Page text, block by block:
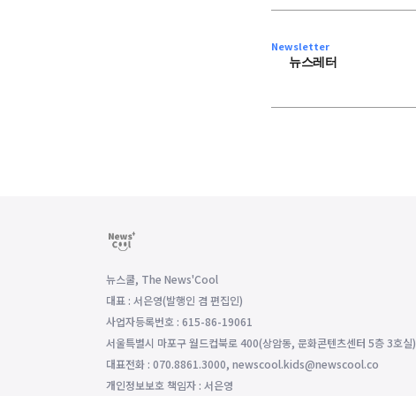
Newsletter
뉴스레터
뉴스쿨, The News'Cool
대표 : 서은영(발행인 겸 편집인)
사업자등록번호 : 615-86-19061
서울특별시 마포구 월드컵북로 400(상암동, 문화콘텐츠센터 5층 3호실)
대표전화 : 070.8861.3000, newscool.kids@newscool.co
개인정보보호 책임자 : 서은영